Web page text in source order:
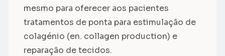
mesmo para oferecer aos pacientes
tratamentos de ponta para estimulação de
colagénio (en. collagen production) e
reparação de tecidos.